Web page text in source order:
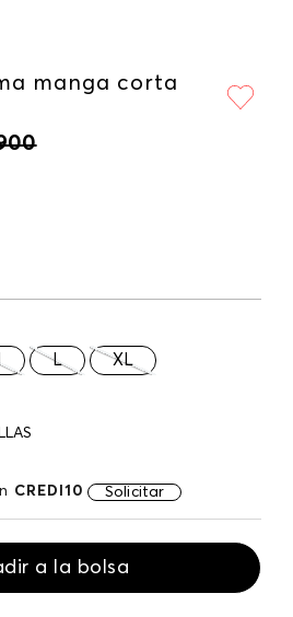
manga corta
L XL
CREDI10 Solicitar
a la bolsa